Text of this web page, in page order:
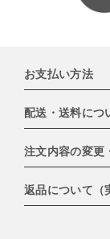
お支払い方法
下記お支払い方
・クレジットカ
・PayPay
・NP後払い
配送・送料につ
配達業者：日本
北海道：1,400円
沖縄：1,400円
注文内容の変更
ご注文日当日か
セルは可能です。
返品について（